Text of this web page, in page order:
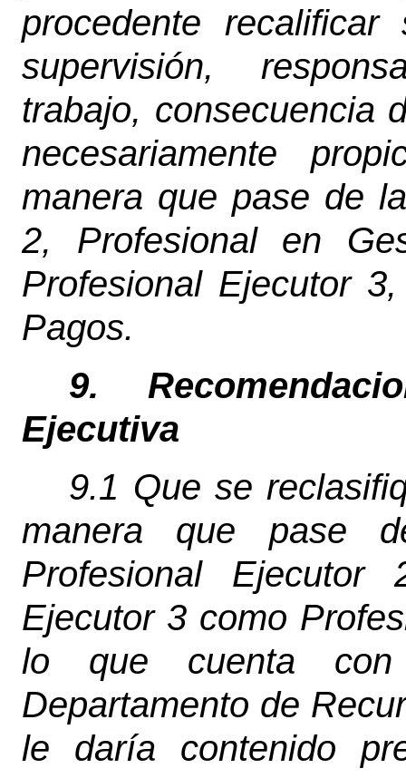
procedente
supervisión,
trabajo, consecuencia
necesariamente
manera que pase de
2, Profesional en
Profesional Ejecutor
Pagos.
9.
Ejecutiva
9.1 Que se
manera que pase
Profesional
Ejecutor 3 como
lo que cuenta
Departamento de
le daría contenido